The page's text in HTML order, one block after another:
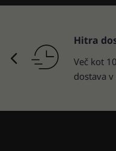
Hitra
Več kot
dostava